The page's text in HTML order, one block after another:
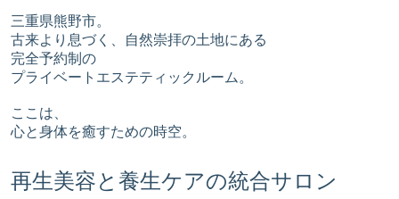
三重県熊野市。
古来より息づく、自然崇拝の土地にある
完全予約制の
プライベートエステティックルーム。
ここは、
心と身体を癒すための時空。
再生美容と養生ケアの統合サロン